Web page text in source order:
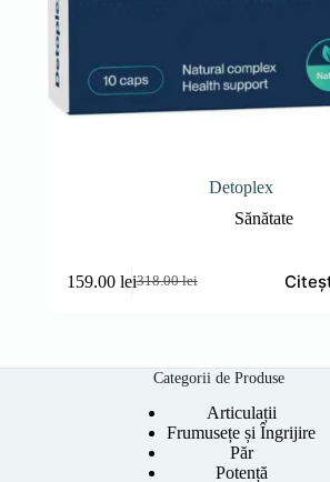
Detoplex
Sănătate
318.00lei
Prețul
318.00 lei.
159.00 leiPrețul
Categorii de Produse
Articulații
Frumusețe și Îngrijire
Păr
Potență